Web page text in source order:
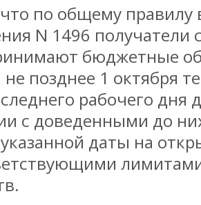
по общему правилу
N 1496 получатели
бюджетные
позднее 1 октября
рабочего дня
с доведенными до
даты на